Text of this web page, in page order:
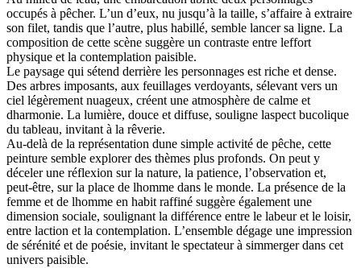
occupés à pêcher. L’un d’eux, nu jusqu’à la taille, s’affaire à extraire
son filet, tandis que l’autre, plus habillé, semble lancer sa ligne. La
composition de cette scène suggère un contraste entre leffort
physique et la contemplation paisible.
Le paysage qui sétend derrière les personnages est riche et dense.
Des arbres imposants, aux feuillages verdoyants, sélevant vers un
ciel légèrement nuageux, créent une atmosphère de calme et
dharmonie. La lumière, douce et diffuse, souligne laspect bucolique
du tableau, invitant à la rêverie.
Au-delà de la représentation dune simple activité de pêche, cette
peinture semble explorer des thèmes plus profonds. On peut y
déceler une réflexion sur la nature, la patience, l’observation et,
peut-être, sur la place de lhomme dans le monde. La présence de la
femme et de lhomme en habit raffiné suggère également une
dimension sociale, soulignant la différence entre le labeur et le loisir,
entre laction et la contemplation. L’ensemble dégage une impression
de sérénité et de poésie, invitant le spectateur à simmerger dans cet
univers paisible.